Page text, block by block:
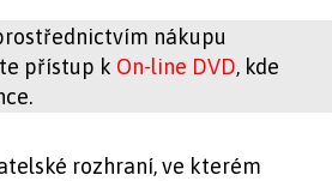
nákupu
přístup k On-line DVD, kde
rozhraní, ve kterém